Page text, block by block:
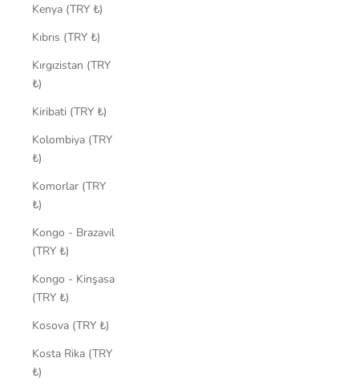
Kenya (TRY ₺)
Kıbrıs (TRY ₺)
Kırgızistan (TRY
₺)
Kiribati (TRY ₺)
Kolombiya (TRY
₺)
Komorlar (TRY
₺)
Kongo - Brazavil
(TRY ₺)
Kongo - Kinşasa
(TRY ₺)
Kosova (TRY ₺)
Kosta Rika (TRY
₺)